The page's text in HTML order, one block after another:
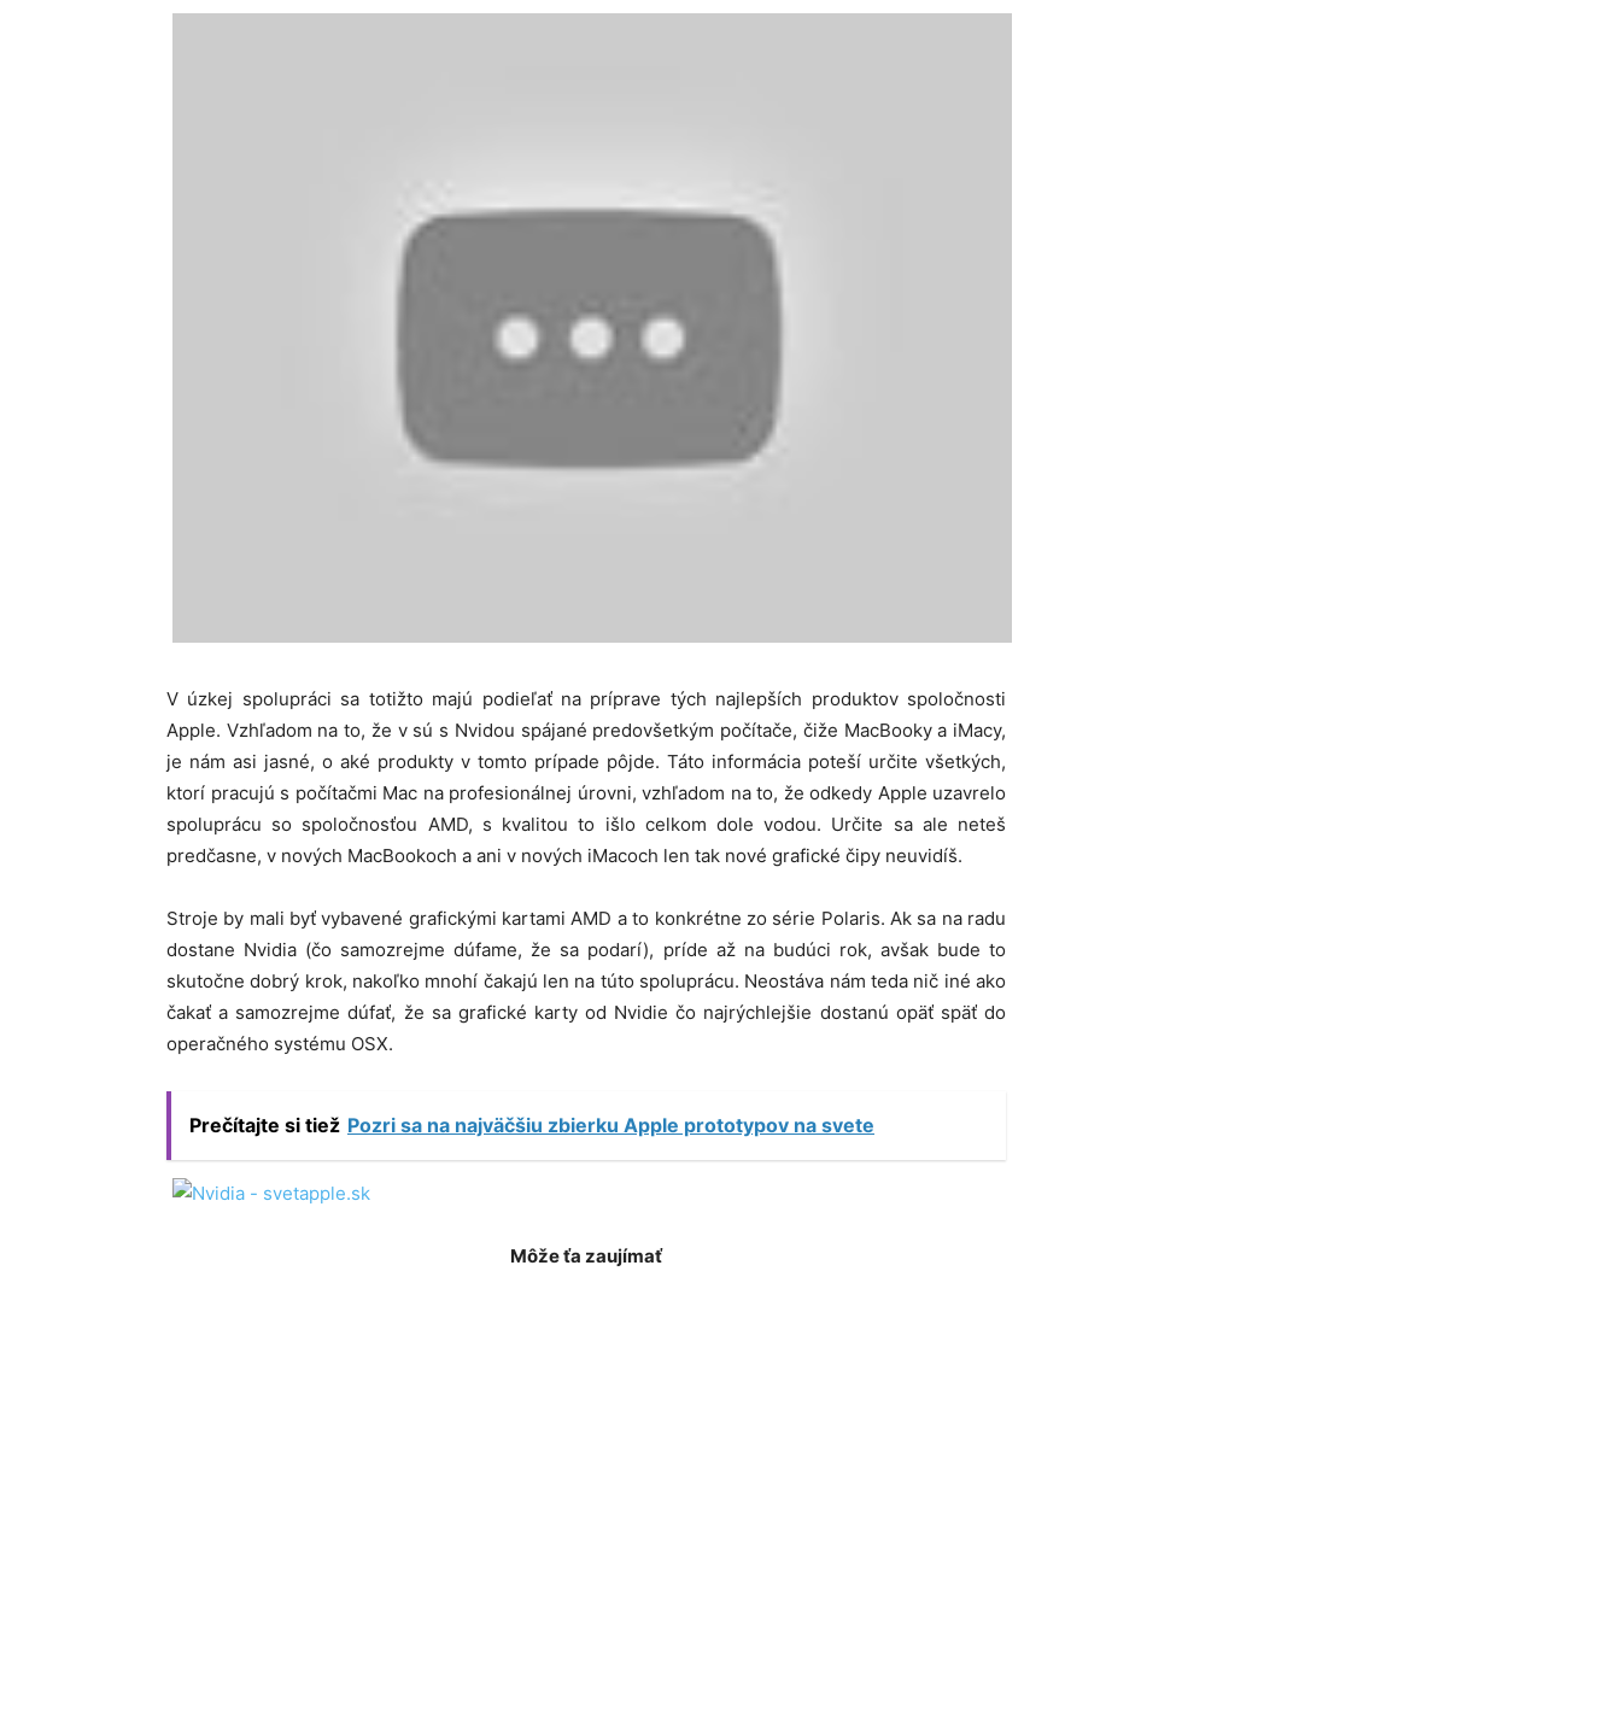
V úzkej spolupráci sa totižto majú podieľať na príprave tých najlepších produktov spoločnosti
Apple. Vzhľadom na to, že v sú s Nvidou spájané predovšetkým počítače, čiže MacBooky a iMacy,
je nám asi jasné, o aké produkty v tomto prípade pôjde. Táto informácia poteší určite všetkých,
ktorí pracujú s počítačmi Mac na profesionálnej úrovni, vzhľadom na to, že odkedy Apple uzavrelo
spoluprácu so spoločnosťou AMD, s kvalitou to išlo celkom dole vodou. Určite sa ale neteš
predčasne, v nových MacBookoch a ani v nových iMacoch len tak nové grafické čipy neuvidíš.
Stroje by mali byť vybavené grafickými kartami AMD a to konkrétne zo série Polaris. Ak sa na radu
dostane Nvidia (čo samozrejme dúfame, že sa podarí), príde až na budúci rok, avšak bude to
skutočne dobrý krok, nakoľko mnohí čakajú len na túto spoluprácu. Neostáva nám teda nič iné ako
čakať a samozrejme dúfať, že sa grafické karty od Nvidie čo najrýchlejšie dostanú opäť späť do
operačného systému OSX.
Prečítajte si tiež Pozri sa na najväčšiu zbierku Apple prototypov na svete
Môže ťa zaujímať